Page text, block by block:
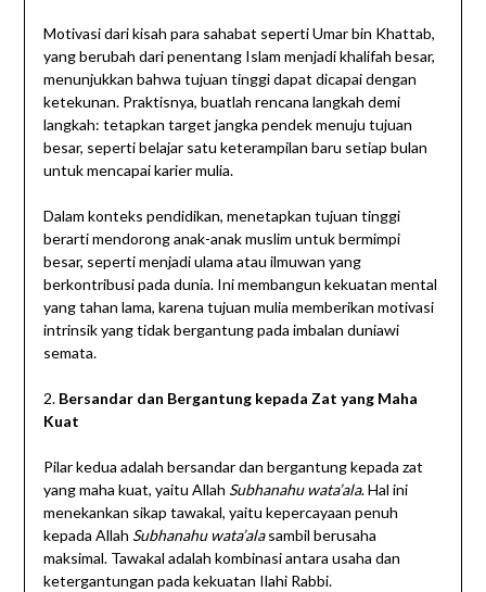
Motivasi dari kisah para sahabat seperti Umar bin Khattab,
yang berubah dari penentang Islam menjadi khalifah besar,
menunjukkan bahwa tujuan tinggi dapat dicapai dengan
ketekunan. Praktisnya, buatlah rencana langkah demi
langkah: tetapkan target jangka pendek menuju tujuan
besar, seperti belajar satu keterampilan baru setiap bulan
untuk mencapai karier mulia.
Dalam konteks pendidikan, menetapkan tujuan tinggi
berarti mendorong anak-anak muslim untuk bermimpi
besar, seperti menjadi ulama atau ilmuwan yang
berkontribusi pada dunia. Ini membangun kekuatan mental
yang tahan lama, karena tujuan mulia memberikan motivasi
intrinsik yang tidak bergantung pada imbalan duniawi
semata.
2. Bersandar dan Bergantung kepada Zat yang Maha
Kuat
Pilar kedua adalah bersandar dan bergantung kepada zat
yang maha kuat, yaitu Allah Subhanahu wata’ala. Hal ini
menekankan sikap tawakal, yaitu kepercayaan penuh
kepada Allah Subhanahu wata’alasambil berusaha
maksimal. Tawakal adalah kombinasi antara usaha dan
ketergantungan pada kekuatan Ilahi Rabbi.